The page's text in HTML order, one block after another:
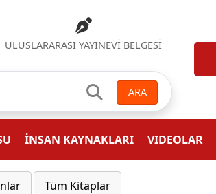
ULUSLARARASI YAYINEVİ BELGESİ
ARA
İNSAN KAYNAKLARI VIDEOLAR
Tüm Kitaplar